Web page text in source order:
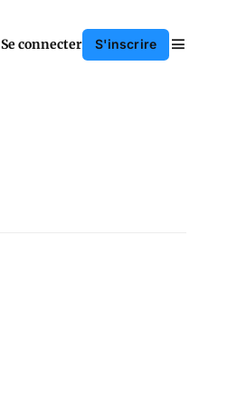
Se connecter S'inscrire